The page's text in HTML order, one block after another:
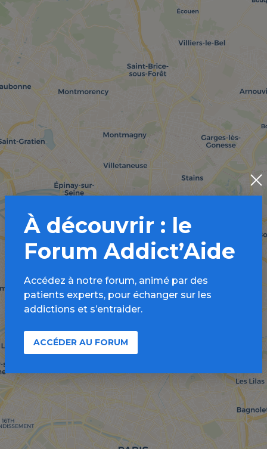
À découvrir : le
Forum Addict’Aide
Accédez à notre forum, animé par des
patients experts, pour échanger sur les
addictions et s’entraider.
ACCÉDER AU FORUM